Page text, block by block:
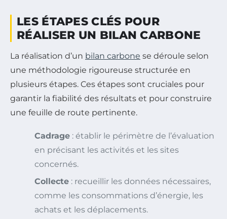
LES ÉTAPES CLÉS POUR
RÉALISER UN BILAN CARBONE
La réalisation d’un bilan carbone se déroule selon
une méthodologie rigoureuse structurée en
plusieurs étapes. Ces étapes sont cruciales pour
garantir la fiabilité des résultats et pour construire
une feuille de route pertinente.
Cadrage : établir le périmètre de l’évaluation
en précisant les activités et les sites
concernés.
Collecte : recueillir les données nécessaires,
comme les consommations d’énergie, les
achats et les déplacements.